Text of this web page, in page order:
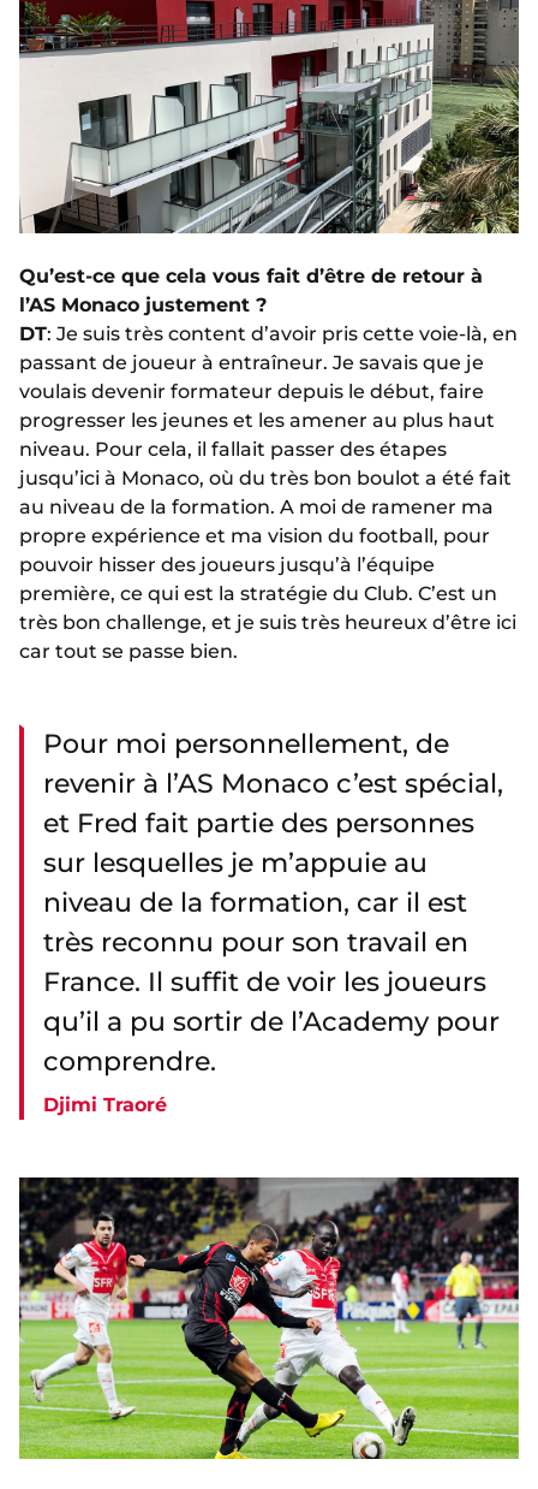
Qu’est-ce que cela vous fait d’être de retour à
l’AS Monaco justement ?
DT: Je suis très content d’avoir pris cette voie-là, en
passant de joueur à entraîneur. Je savais que je
voulais devenir formateur depuis le début, faire
progresser les jeunes et les amener au plus haut
niveau. Pour cela, il fallait passer des étapes
jusqu’ici à Monaco, où du très bon boulot a été fait
au niveau de la formation. A moi de ramener ma
propre expérience et ma vision du football, pour
pouvoir hisser des joueurs jusqu’à l’équipe
première, ce qui est la stratégie du Club. C’est un
très bon challenge, et je suis très heureux d’être ici
car tout se passe bien.
Pour moi personnellement, de
revenir à l’AS Monaco c’est spécial,
et Fred fait partie des personnes
sur lesquelles je m’appuie au
niveau de la formation, car il est
très reconnu pour son travail en
France. Il suffit de voir les joueurs
qu’il a pu sortir de l’Academy pour
comprendre.
Djimi Traoré